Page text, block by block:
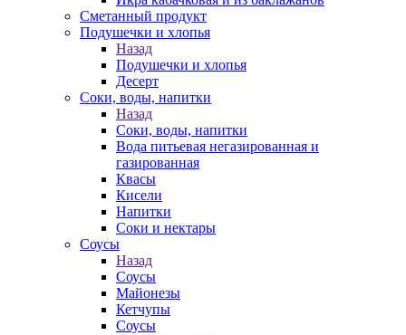
Сметанный продукт
Подушечки и хлопья
Назад
Подушечки и хлопья
Десерт
Соки, воды, напитки
Назад
Соки, воды, напитки
Вода питьевая негазированная и
газированная
Квасы
Кисели
Напитки
Соки и нектары
Соусы
Назад
Соусы
Майонезы
Кетчупы
Соусы